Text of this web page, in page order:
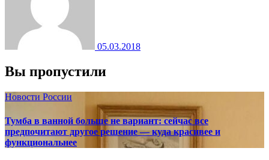
05.03.2018
Вы пропустили
Новости России
Тумба в ванной больше не вариант: сейчас все
предпочитают другое решение — куда красивее и
функциональнее